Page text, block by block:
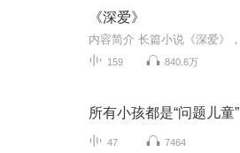
《深爱》
159 840.6万
所有小孩都是“问题儿童”
47 7464